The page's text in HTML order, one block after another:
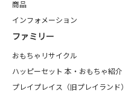
商品
インフォメーション
ファミリー
おもちゃリサイクル
ハッピーセット 本・おもちゃ紹介
プレイプレイス（旧プレイランド）